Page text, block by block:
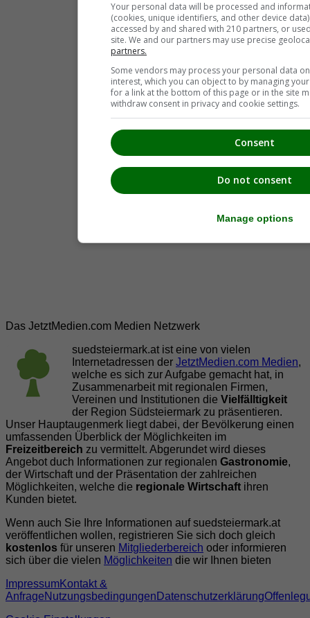
Das JetztMedien.com Medien Netzwerk
suedsteiermark.at ist eine von vielen
Internetadressen der JetztMedien.com Medien,
welche es sich zur Aufgabe gemacht hat, in
Zusammenarbeit mit regionalen Firmen,
Vereinen und Institutionen die Vielfälltigkeit
der Region Südsteiermark zu präsentieren.
Unser Hauptaugenmerk liegt dabei, der Bevölkerung einen
umfassenden Überblick der Möglichkeiten im
Freizeitbereich zu vermittelt. Abgerundet wird dieses
Angebot duch Informationen zur regionalen Gastronomie,
der Wirtschaft und der Präsentation der zahlreichen
Möglichkeiten, welche die regionale Wirtschaft ihren
Kunden bietet.
Wenn auch Sie Ihre Informationen auf suedsteiermark.at
veröffentlichen wollen, registrieren Sie sich doch gleich
kostenlos für unseren Mitgliederbereich oder informieren
sich über die vielen Möglichkeiten die wir Ihnen bieten
ImpressumKontakt &
AnfrageNutzungsbedingungen Datenschutzerklärung
Your personal data will be processed and
(cookies, unique identifiers, and other device
accessed by and shared with 210 partners, or
site. We and our partners may use precise
partners.
Some vendors may process your personal data
interest, which you can object to by managing
for a link at the bottom of this page or in the site
withdraw consent in privacy and cookie settings.
Consent
Do not consent
Manage options